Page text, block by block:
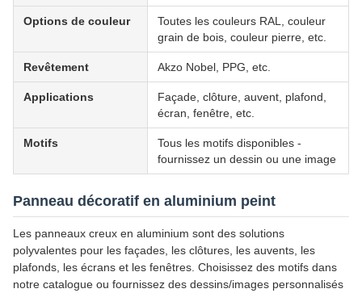
Options de couleur
Toutes les couleurs RAL, couleur
grain de bois, couleur pierre, etc.
Revêtement Akzo Nobel, PPG, etc.
Applications
Façade, clôture, auvent, plafond,
écran, fenêtre, etc.
Motifs
Tous les motifs disponibles -
fournissez un dessin ou une image
Panneau décoratif en aluminium peint
Les panneaux creux en aluminium sont des solutions
polyvalentes pour les façades, les clôtures, les auvents, les
plafonds, les écrans et les fenêtres. Choisissez des motifs dans
notre catalogue ou fournissez des dessins/images personnalisés